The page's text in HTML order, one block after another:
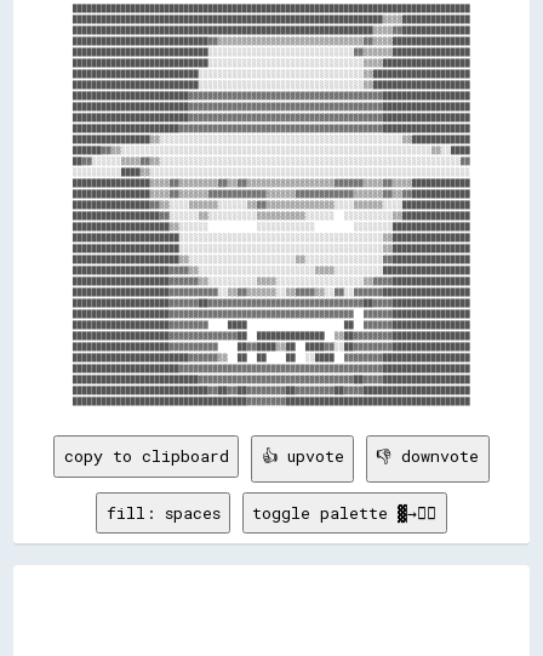
██████████████████████████████████████████████████████████████████████████████████
████████████████████████████████████████████████████████████████▒▒▒▒██████████████
██████████████████████████████████████████████████████████████▒▒▒▒▓▓██████████████
████████████████████████████▓▓▒▒▒▒▒▒▒▒▒▒▒▒▒▒▒▒▒▒▒▒▒▒▒▒▒▒▒▒▒▒▓▓▒▒▒▒████████████████
████████████████████████████░░░░░░░░░░░░░░░░░░░░░░░░░░░░░░▓▓▒▒▒▒▒▒████████████████
████████████████████████████░░░░░░░░░░░░░░░░░░░░░░░░░░░░░░░░▒▒▒▒██████████████████
██████████████████████████░░░░░░░░░░░░░░░░░░░░░░░░░░░░░░░░░░▒▒████████████████████
██████████████████████████░░░░░░░░░░░░░░░░░░░░░░░░░░░░░░░░░░▒▒████████████████████
████████████████████████▓▓▓▓▓▓▓▓▓▓▓▓▓▓▓▓▓▓▓▓▓▓▓▓▓▓▓▓▓▓▓▓▓▓▓▓▓▓▓▓██████████████████
████████████████████████▓▓▓▓▓▓▓▓▓▓▓▓▓▓▓▓▓▓▓▓▓▓▓▓▓▓▓▓▓▓▓▓▓▓▓▓▓▓▓▓██████████████████
████████████████████████▓▓▓▓▓▓▓▓▓▓▓▓▓▓▓▓▓▓▓▓▓▓▓▓▓▓▓▓▓▓▓▓▓▓▓▓▓▓▓▓██████████████████
██████████████████████▓▓▓▓▓▓▓▓▓▓▓▓▓▓▓▓▓▓▓▓▓▓▓▓▓▓▓▓▓▓▓▓▓▓▓▓▓▓▓▓▓▓██████████████████
████████████████▒▒░░░░░░░░░░░░░░░░░░░░░░░░░░░░░░░░░░░░░░░░░░░░░░░░░░▒▒████████████
██████▓▓▒▒░░░░░░░░░░░░░░░░░░░░░░░░░░░░░░░░░░░░░░░░░░░░░░░░░░░░░░░░░░░░░░░░▒▒░░████
██▓▓░░░░░░▒▒▒▒▓▓▒▒░░░░░░░░░░░░░░░░░░░░░░░░░░░░░░░░░░░░░░░░░░░░░░░░░░░░░░░░░░░░░░▓▓
░░░░░░░░░░████▒▒░░░░░░░░░░░░░░░░░░░░░░░░░░░░░░░░░░░░░░░░░░░░░░░░░░░░░░░░░░░░░░░░░░
████████████████▒▒▒▒▓▓▒▒▒▒▒▒▒▒▓▓▒▒▓▓▒▒▒▒▒▒▒▒▒▒▒▒▒▒▒▒▒▒▓▓▓▓▓▓▒▒▒▒▓▓▒▒▒▒████████████
████████████████▒▒▒▒▓▓▒▒▒▒▒▒▓▓▓▓▓▓▓▓▓▓▓▓▒▒▒▒▒▒▓▓▓▓▓▓▓▓▓▓▓▓▒▒▒▒▒▒▓▓▒▒▓▓████████████
████████████████▓▓▒▒░░░░▒▒▒▒▒▒░░░░░░▒▒▓▓▒▒▒▒▒▒▒▒▒▒▒▒▒▒░░░░▒▒▒▒▒▒░░░░██████████████
██████████████████▓▓░░░░░░▒▒░░░░░░░░░░▒▒▒▒▒▒▒▒▒▒░░░░░░  ░░░░░░░░░░▒▒██████████████
████████████████████▒▒░░░░░░          ░░░░░░░░░░░░        ░░░░░░░░████████████████
██████████████████████░░░░░░░░░░░░░░░░░░░░░░░░░░░░░░░░░░░░░░░░░░▒▒████████████████
██████████████████████░░░░░░░░░░░░░░░░░░░░░░░░░░░░░░░░░░░░░░░░░░▒▒████████████████
██████████████████████▒▒░░░░░░░░░░░░░░░░░░░░░░▒▒░░░░░░░░░░░░░░░░▓▓████████████████
████████████████████▓▓▓▓▒▒░░░░░░░░░░░░░░░░░░░░░░░░▒▒▒▒░░░░░░░░░░██████████████████
████████████████████▓▓▓▓▓▓▒▒░░░░░░░░░░▒▒▒▒░░░░░░░░░░░░░░░░░░▒▒▓▓▓▓████████████████
████████████████████▓▓▓▓▓▓▓▓▓▓░░▒▒▓▓▒▒▒▒▒▒░░▒▒▓▓▓▓▒▒░░▓▓░░▓▓▓▓▓▓██████████████████
████████████████████▓▓▓▓▓▓██▓▓▓▓▓▓▓▓▓▓▓▓▓▓▓▓▓▓▓▓▓▓▓▓▓▓▓▓▓▓▓▓██▓▓▓▓████████████████
████████████████████▓▓▓▓▓▓▓▓▓▓▓▓▓▓▓▓▓▓▓▓▓▓▓▓▓▓▓▓▓▓▓▓▓▓▓▓▓▓  ▓▓▓▓▓▓████████████████
████████████████████▓▓▓▓▓▓▓▓    ████                    ██  ▓▓▓▓▓▓████████████████
████████████████████▓▓▓▓▓▓▓▓▓▓▓▓▓▓██  ██████████████  ▒▒██▓▓▓▓▓▓▓▓████████████████
████████████████████▓▓▓▓▓▓▓▓▓▓    ██▓▓████▒▒██  ████▓▓░░██▓▓▓▓▓▓▓▓████████████████
████████████████████████▓▓▓▓▓▓▒▒  ██  ██    ██  ░░████  ▓▓▓▓▓▓▓▓██████████████████
██████████████████████▓▓▓▓▓▓▓▓▓▓▓▓▓▓▓▓▓▓▓▓▓▓▓▓▓▓▓▓▓▓▓▓▓▓▓▓▓▓▓▓▓▓██████████████████
██████████████████████████▓▓▓▓▓▓▓▓▓▓▓▓▓▓▓▓▓▓▓▓▓▓▓▓▓▓▓▓▓▓▓▓██▓▓▓▓██████████████████
████████████████████████████▓▓██▓▓██▓▓▓▓▓▓▓▓██▓▓▓▓▓▓▓▓██▓▓▓▓██████████████████████
copy to clipboard 👍 upvote 👎 downvote
fill: spaces toggle palette ▓→✊🏽